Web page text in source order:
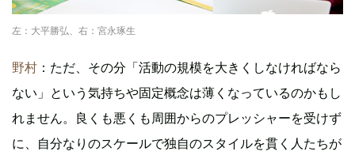
左：大平勝弘、右：宮永琢生
野村 ：ただ、その分「活動の規模を大きくしなければなら
ない」という気持ちや固定概念は薄くなっているのかもし
れません。良くも悪くも周囲からのプレッシャーを受けず
に、自分なりのスケールで独自のスタイルを貫く人たちが